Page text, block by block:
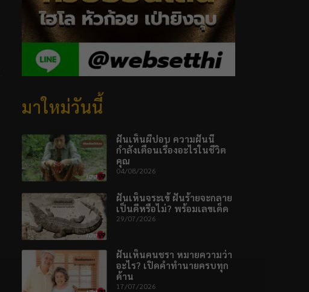
มาใหม่วันนี้
ฝันเห็นผีปอบ ความฝันนี้
กำลังเตือนเรื่องอะไรในชีวิต
คุณ
04/08/2026
ฝันเห็นจระเข้ ฝันร้ายจะกลาย
เป็นดีหรือไม่? พร้อมเลขเด็ด
29/07/2026
ฝันเห็นคนชรา หมายความว่า
อะไร? เปิดคำทำนายครบทุก
ด้าน
17/07/2026